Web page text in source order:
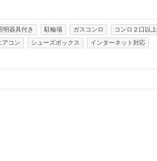
明器具付き 駐輪場 ガスコンロ
コンロ２口以上
アコン シューズボックス
インターネット対応